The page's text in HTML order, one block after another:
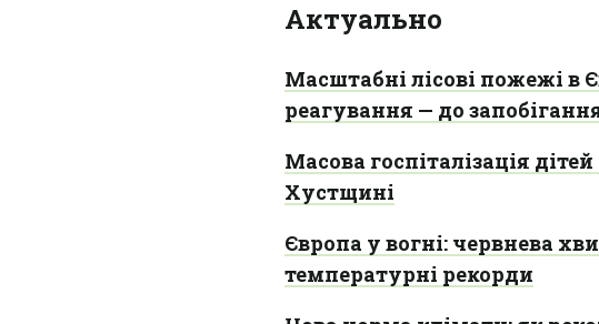
Актуально
Масштабні лісові пожежі в
реагування — до
Масова госпіталізація
Хустщині
Європа у вогні: червнева
температурні рекорди